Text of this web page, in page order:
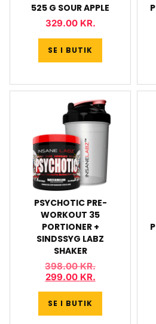
525 G SOUR APPLE
329.00 KR.
SE I BUTIK
PSYCHOTIC PRE-
WORKOUT 35
PORTIONER +
SINDSSYG LABZ
SHAKER
398.00KR.
299.00 KR.
SE I BUTIK